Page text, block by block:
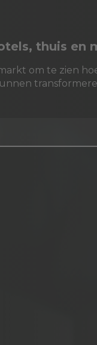
thuis en
om te zien